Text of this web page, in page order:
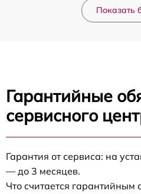
Показать
Гарантийные
сервисного
Гарантия от сервиса: на
— до 3 месяцев.
Что считается гарантийным